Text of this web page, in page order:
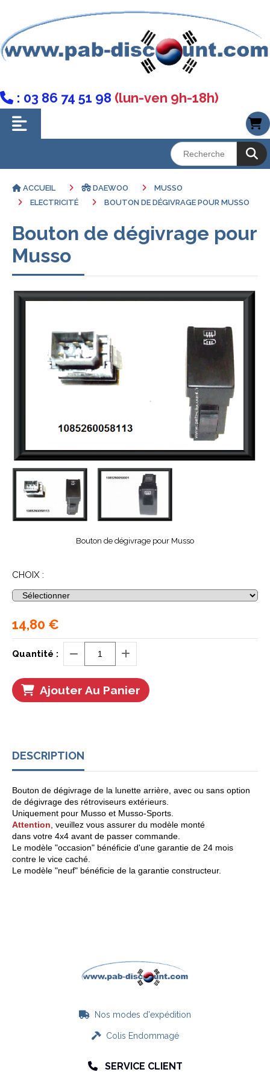
 : 03 86 74 51 98 (lun-ven 9h-18h)
ACCUEIL DAEWOO
MUSSO
ELECTRICITÉ
BOUTON DE DÉGIVRAGE POUR MUSSO
Bouton de dégivrage pour
Musso
Bouton de dégivrage pour Musso
CHOIX :
14,80 €
Quantité :
Ajouter Au Panier
DESCRIPTION
Bouton de dégivrage de la lunette arrière, avec ou sans option
de dégivrage des rétroviseurs extérieurs.
Uniquement pour Musso et Musso-Sports.
Attention , veuillez vous assurer du modèle monté
dans votre 4x4 avant de passer commande.
Le modèle "occasion" bénéficie d'une garantie de 24 mois
contre le vice caché.
Le modèle "neuf" bénéficie de la garantie constructeur.
 Nos modes d'expédition
Colis Endommagé
 SERVICE CLIENT